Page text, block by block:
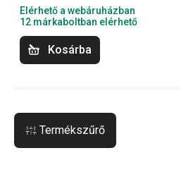
Elérhető a webáruházban
12 márkaboltban elérhető
Kosárba
Termékszűrő